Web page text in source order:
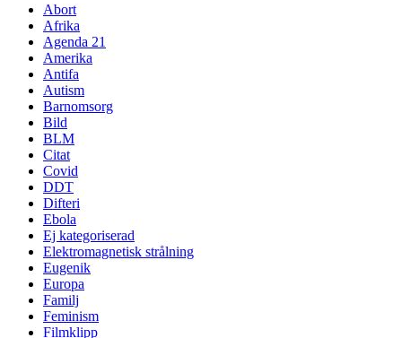
Abort
Afrika
Agenda 21
Amerika
Antifa
Autism
Barnomsorg
Bild
BLM
Citat
Covid
DDT
Difteri
Ebola
Ej kategoriserad
Elektromagnetisk strålning
Eugenik
Europa
Familj
Feminism
Filmklipp